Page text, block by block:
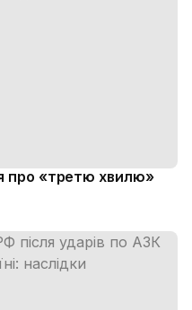
про «третю хвилю»